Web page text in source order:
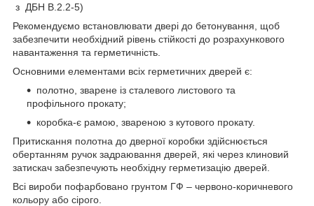
з ДБН В.2.2-5)
Рекомендуємо встановлювати двері до бетонування, щоб
забезпечити необхідний рівень стійкості до розрахункового
навантаження та герметичність.
Основними елементами всіх герметичних дверей є:
полотно, зварене із сталевого листового та
профільного прокату;
коробка-є рамою, звареною з кутового прокату.
Притискання полотна до дверної коробки здійснюється
обертанням ручок задраювання дверей, які через клиновий
затискач забезпечують необхідну герметизацію дверей.
Всі вироби пофарбовано грунтом ГФ – червоно-коричневого
кольору або сірого.